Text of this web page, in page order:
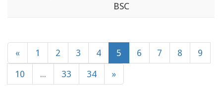
BSC
« 1 2 3 4 5 6 7 8 9
10 ... 33 34 »